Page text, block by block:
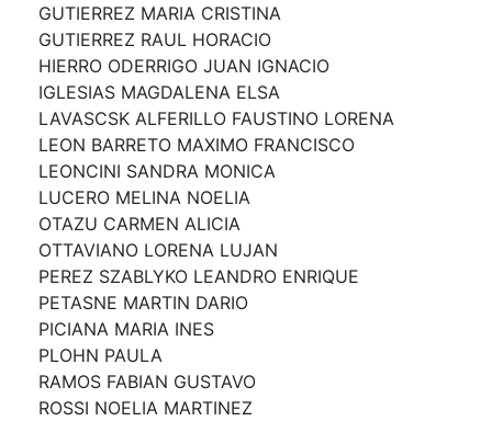
GUTIERREZ MARIA CRISTINA
GUTIERREZ RAUL HORACIO
HIERRO ODERRIGO JUAN IGNACIO
IGLESIAS MAGDALENA ELSA
LAVASCSK ALFERILLO FAUSTINO LORENA
LEON BARRETO MAXIMO FRANCISCO
LEONCINI SANDRA MONICA
LUCERO MELINA NOELIA
OTAZU CARMEN ALICIA
OTTAVIANO LORENA LUJAN
PEREZ SZABLYKO LEANDRO ENRIQUE
PETASNE MARTIN DARIO
PICIANA MARIA INES
PLOHN PAULA
RAMOS FABIAN GUSTAVO
ROSSI NOELIA MARTINEZ